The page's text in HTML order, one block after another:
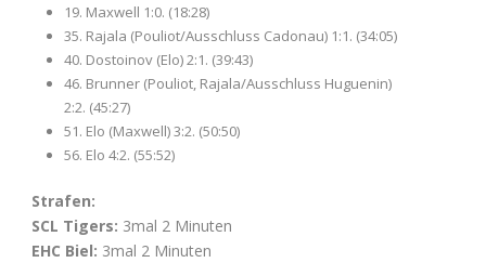
19. Maxwell 1:0. (18:28)
35. Rajala (Pouliot/Ausschluss Cadonau) 1:1. (34:05)
40. Dostoinov (Elo) 2:1. (39:43)
46. Brunner (Pouliot, Rajala/Ausschluss Huguenin)
2:2. (45:27)
51. Elo (Maxwell) 3:2. (50:50)
56. Elo 4:2. (55:52)
Strafen:
SCL Tigers: 3mal 2 Minuten
EHC Biel: 3mal 2 Minuten